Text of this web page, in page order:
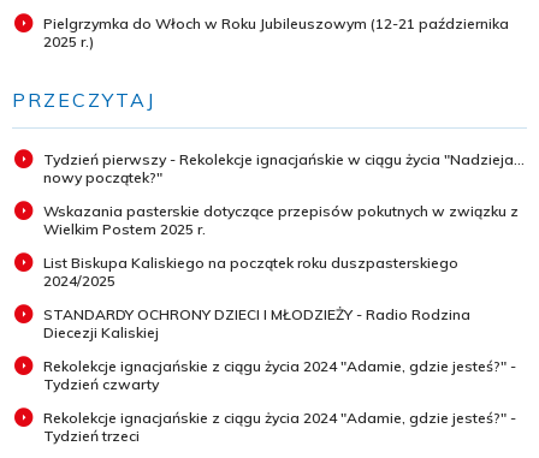
Pielgrzymka do Włoch w Roku Jubileuszowym (12-21 października
2025 r.)
PRZECZYTAJ
Tydzień pierwszy - Rekolekcje ignacjańskie w ciągu życia "Nadzieja...
nowy początek?"
Wskazania pasterskie dotyczące przepisów pokutnych w związku z
Wielkim Postem 2025 r.
List Biskupa Kaliskiego na początek roku duszpasterskiego
2024/2025
STANDARDY OCHRONY DZIECI I MŁODZIEŻY - Radio Rodzina
Diecezji Kaliskiej
Rekolekcje ignacjańskie z ciągu życia 2024 "Adamie, gdzie jesteś?" -
Tydzień czwarty
Rekolekcje ignacjańskie z ciągu życia 2024 "Adamie, gdzie jesteś?" -
Tydzień trzeci